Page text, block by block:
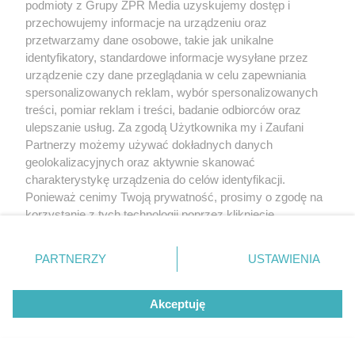
CIEKAWOSTKI
Ma zaledwie 1500 mieszkańców. Mała
wioska w Świętokrzyskiem skrywa zabytki,
podmioty z Grupy ZPR Media uzyskujemy dostęp i
przechowujemy informacje na urządzeniu oraz
przetwarzamy dane osobowe, takie jak unikalne
identyfikatory, standardowe informacje wysyłane przez
urządzenie czy dane przeglądania w celu zapewniania
spersonalizowanych reklam, wybór spersonalizowanych
treści, pomiar reklam i treści, badanie odbiorców oraz
ulepszanie usług. Za zgodą Użytkownika my i Zaufani
Partnerzy możemy używać dokładnych danych
geolokalizacyjnych oraz aktywnie skanować
charakterystykę urządzenia do celów identyfikacji.
Ponieważ cenimy Twoją prywatność, prosimy o zgodę na
korzystanie z tych technologii poprzez kliknięcie
zmienić/wycofać klikając przycisk ustawień prywatności
znajdujący się w lewym dolnym rogu strony
rodzaje przetwarzania danych nie wymagają zgody
użytkownika, ale masz prawo sprzeciwić się takiemu
przetwarzaniu. Preferencje będą miały zastosowanie tylko
PARTNERZY USTAWIENIA
Akceptuję